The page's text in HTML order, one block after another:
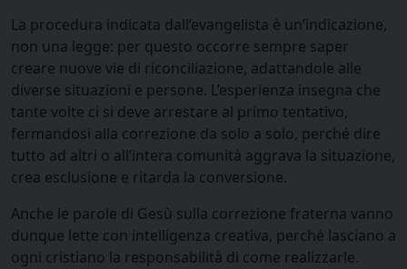
La procedura indicata dall’evangelista è un’indicazione,
non una legge: per questo occorre sempre saper
creare nuove vie di riconciliazione, adattandole alle
diverse situazioni e persone. L’esperienza insegna che
tante volte ci si deve arrestare al primo tentativo,
fermandosi alla correzione da solo a solo, perché dire
tutto ad altri o all’intera comunità aggrava la situazione,
crea esclusione e ritarda la conversione.
Anche le parole di Gesù sulla correzione fraterna vanno
dunque lette con intelligenza creativa, perché lasciano a
ogni cristiano la responsabilità di come realizzarle.